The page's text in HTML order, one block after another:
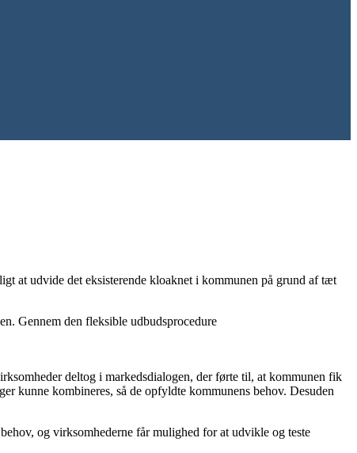
at udvide det eksisterende kloaknet i kommunen på grund af tæt
Gennem den fleksible udbudsprocedure
deltog i markedsdialogen, der førte til, at kommunen fik
kunne kombineres, så de opfyldte kommunens behov. Desuden
og virksomhederne får mulighed for at udvikle og teste